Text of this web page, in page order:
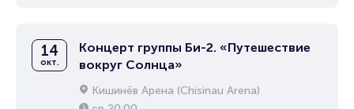
14
окт.
Концерт группы Би-2. «Путешествие
вокруг Солнца»
Кишинёв Арена (Chisinau Arena)